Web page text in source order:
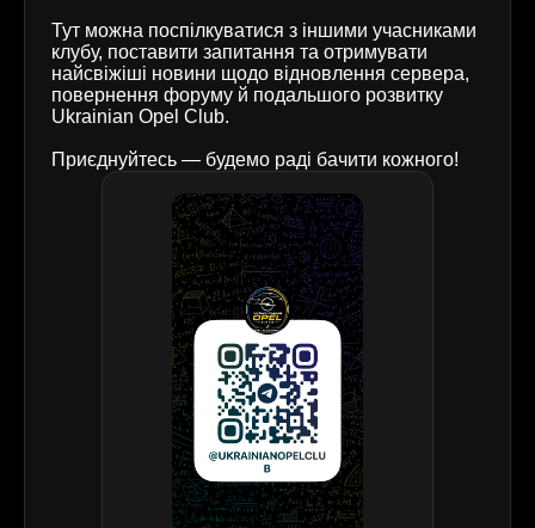
Тут можна поспілкуватися з іншими учасниками
клубу, поставити запитання та отримувати
найсвіжіші новини щодо відновлення сервера,
повернення форуму й подальшого розвитку
Ukrainian Opel Club.
Приєднуйтесь — будемо раді бачити кожного!